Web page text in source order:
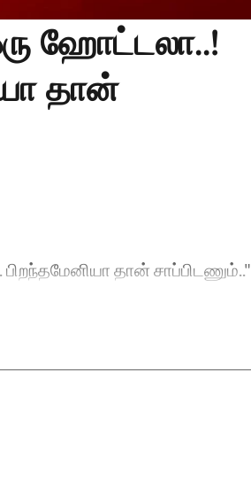
ஹோட்டலா..!
தான்
தான் சாப்பிடணும்.."